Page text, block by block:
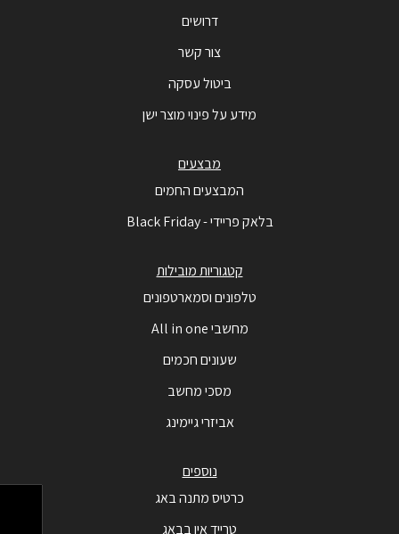
דרושים
צור קשר
ביטול עסקה
מידע על פינוי מוצר ישן
מבצעים
המבצעים החמים
בלאק פריידי - Black Friday
קטגוריות מובילות
טלפונים וסמארטפונים
מחשבי All in one
שעונים חכמים
מסכי מחשב
אביזרי גיימינג
נוספים
כרטיס מתנה באג
טרייד אין בבאג